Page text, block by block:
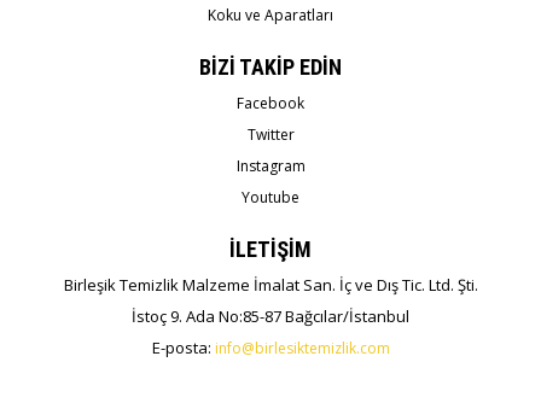
Koku ve Aparatları
BİZİ TAKİP EDİN
Facebook
Twitter
Instagram
Youtube
İLETİŞİM
Birleşik Temizlik Malzeme İmalat San. İç ve Dış Tic. Ltd. Şti.
İstoç 9. Ada No:85-87 Bağcılar/İstanbul
E-posta: info@birlesiktemizlik.com